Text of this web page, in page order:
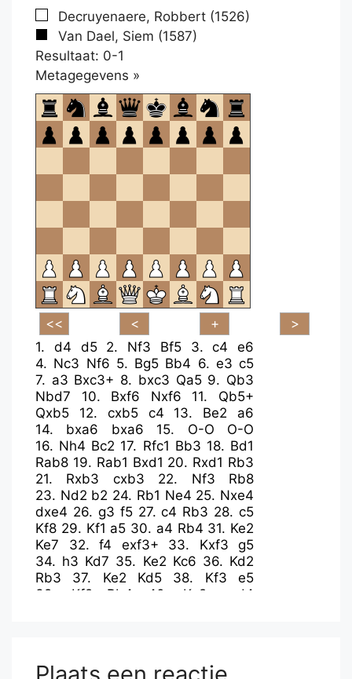
Decruyenaere, Robbert (1526)
Van Dael, Siem (1587)
Resultaat: 0-1
Metagegevens »
om
te
openen.
1. d4 d5 2. Nf3 Bf5 3.c4
e6
4. Nc3 Nf6 5. Bg5 Bb4 6. e3 c5
7. a3 Bxc3+ 8. bxc3 Qa5 9. Qb3
Nbd7
10. Bxf6 Nxf6 11. Qb5+
Qxb5
12. cxb5 c4 13. Be2
a6
14. bxa6 bxa6 15. O-O
O-O
16. Nh4 Bc2 17. Rfc1 Bb3 18. Bd1
Rab8 19. Rab1 Bxd1 20. Rxd1 Rb3
21. Rxb3 cxb3 22. Nf3
Rb8
23. Nd2 b2 24. Rb1 Ne4 25. Nxe4
dxe4 26. g3 f5 27.c4 Rb3 28. c5
Kf8 29. Kf1 a5 30. a4 Rb4 31. Ke2
Ke7
32. f4 exf3+ 33. Kxf3
g5
34. h3 Kd7 35. Ke2 Kc6 36. Kd2
Rb3
37. Ke2 Kd5 38. Kf3
e5
39. Kf2 Rb4 40. Ke2
exd4